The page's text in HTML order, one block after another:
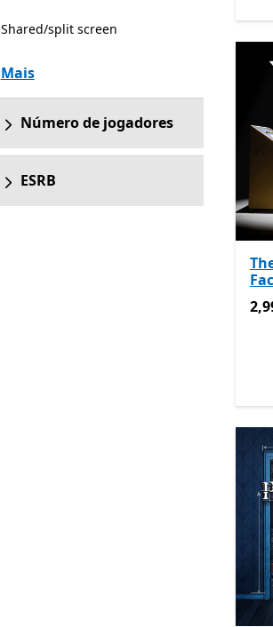
Shared/split screen
Mais
Número de jogadores
ESRB